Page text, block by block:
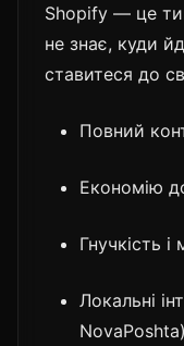
Shopify — це
не знає, куди
ставитеся до
Повний
Економію
Гнучкість
Локальні
NovaPoshta)